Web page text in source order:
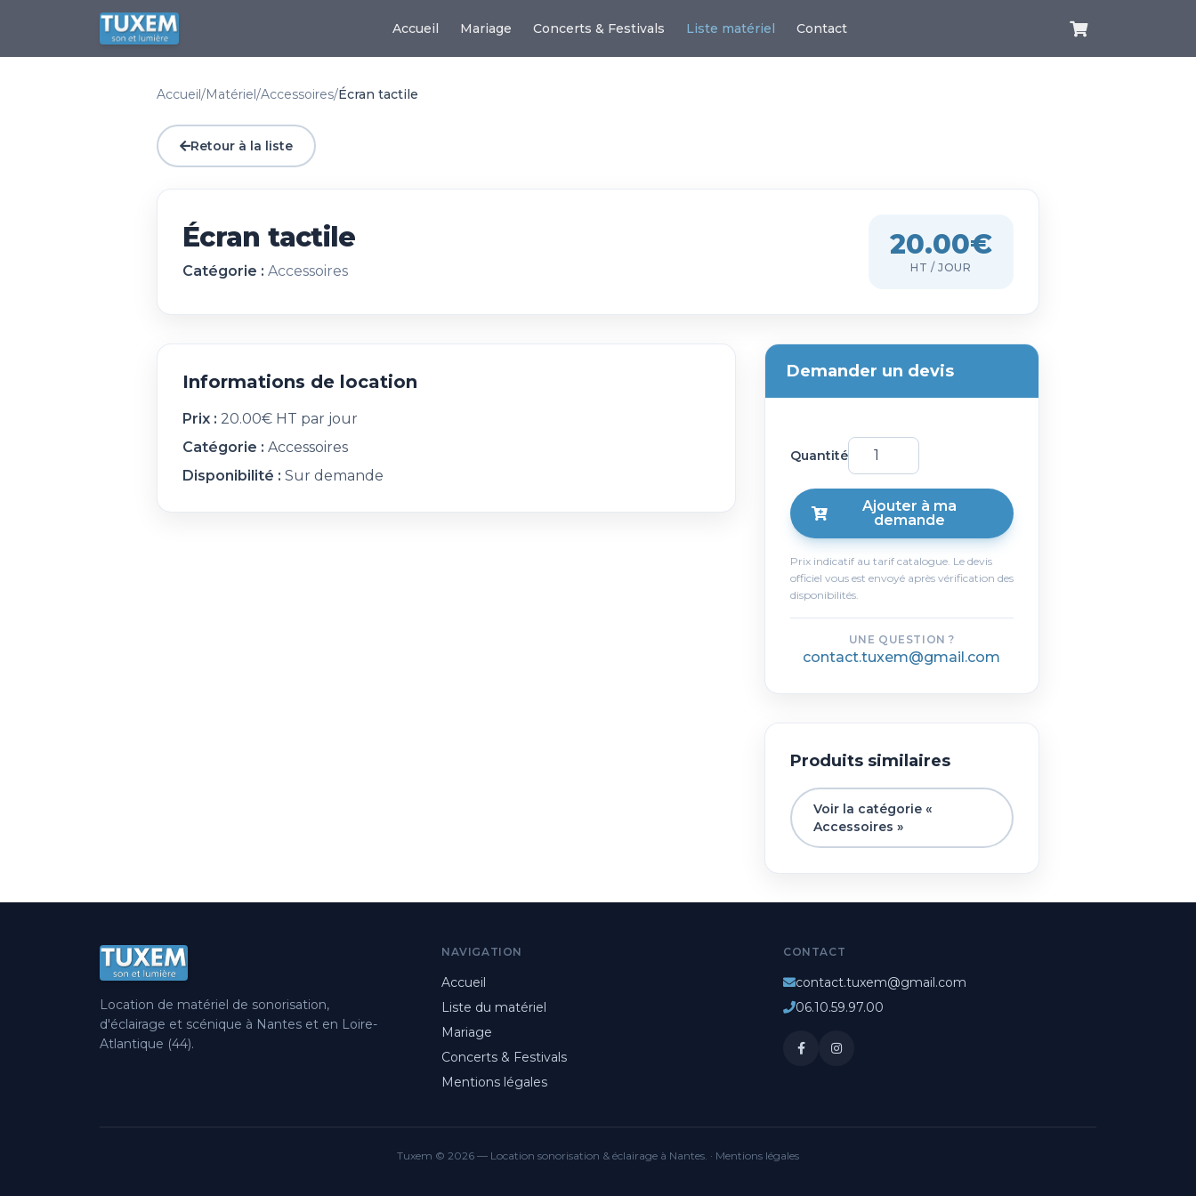
Accueil Mariage Concerts & Festivals Liste matériel Contact
Accueil/Matériel/Accessoires/Écran tactile
Retour à la liste
Écran tactile
Catégorie : Accessoires
20.00€
HT / JOUR
Informations de location
Prix : 20.00€ HT par jour
Catégorie : Accessoires
Disponibilité : Sur demande
Demander un devis
Quantité
Ajouter à ma
demande
Prix indicatif au tarif catalogue. Le devis
officiel vous est envoyé après vérification des
disponibilités.
UNE QUESTION ?
contact.tuxem@gmail.com
Produits similaires
Voir la catégorie «
Accessoires »
Location de matériel de sonorisation,
d'éclairage et scénique à Nantes et en Loire-
Atlantique (44).
NAVIGATION
Accueil
Liste du matériel
Mariage
Concerts & Festivals
Mentions légales
CONTACT
contact.tuxem@gmail.com
06.10.59.97.00
Tuxem © 2026 — Location sonorisation & éclairage à Nantes. · Mentions légales